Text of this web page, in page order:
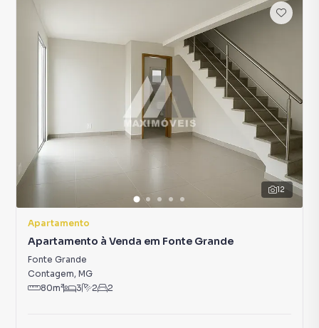
12
Apartamento
Apartamento à Venda em Fonte Grande
Fonte Grande
Contagem, MG
80m² 3 2 2